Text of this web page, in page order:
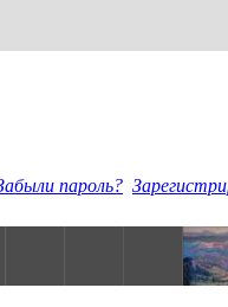
пароль?